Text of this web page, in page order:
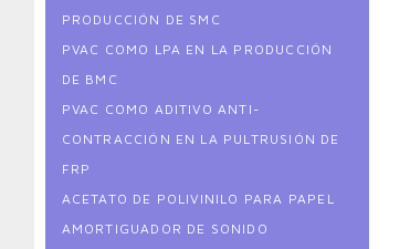
PRODUCCIÓN DE SMC
PVAC COMO LPA EN LA PRODUCCIÓN
DE BMC
PVAC COMO ADITIVO ANTI-
CONTRACCIÓN EN LA PULTRUSIÓN DE
FRP
ACETATO DE POLIVINILO PARA PAPEL
AMORTIGUADOR DE SONIDO